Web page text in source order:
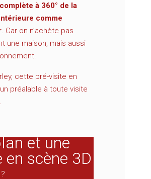
à 360° de la
comme
. Car on n’achète pas
une maison, mais aussi
cette pré-visite en
préalable à toute visite
et une
en scène 3D